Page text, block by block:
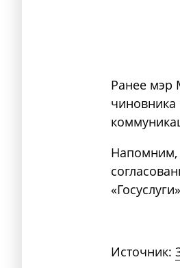
Ранее мэр
чиновника
Напомним,
Источник: